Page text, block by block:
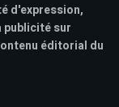
d'expression,
publicité sur
éditorial du